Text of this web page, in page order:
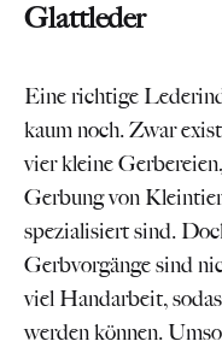
Glattleder
Eine richtige
kaum noch. Zwar
vier kleine
Gerbung von
spezialisiert sind.
Gerbvorgänge sind
viel Handarbeit,
werden können.